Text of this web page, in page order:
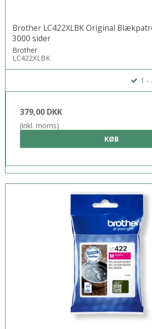
Brother LC422XLBK Original
3000 sider
Brother
LC422XLBK
1 -
379,00 DKK
(inkl. moms)
KØB